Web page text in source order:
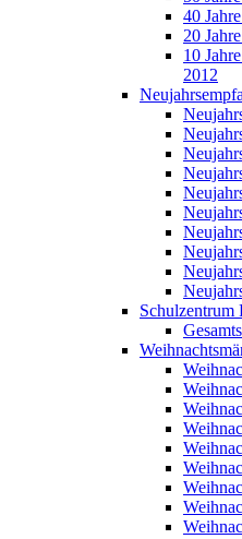
40
20
10
2012
Schulzentrum